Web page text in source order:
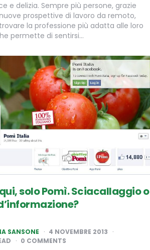
e delizia. Sempre più persone, grazie
prospettive di lavoro da remoto,
la professione più adatta alle loro
permette di sentirsi…
solo Pomì. Sciacallaggio o
SANSONE
4 NOVEMBRE 2013
0 COMMENTS